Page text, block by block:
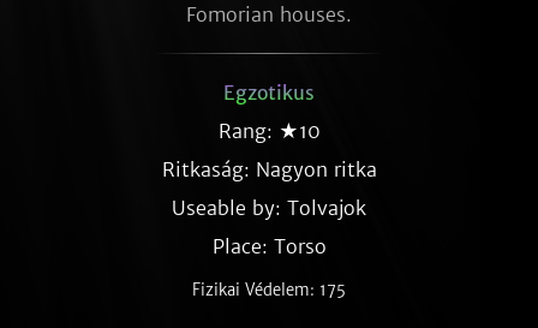
Fomorian houses.
Egzotikus
Rang: ★10
Ritkaság: Nagyon ritka
Useable by: Tolvajok
Place: Torso
Fizikai Védelem: 175